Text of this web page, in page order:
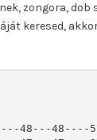
zongora, dob
keresed,